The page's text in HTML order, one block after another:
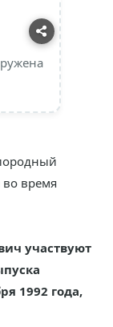
время
участвуют
1992 года,